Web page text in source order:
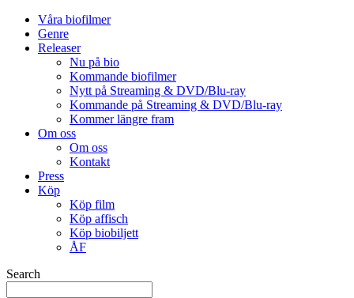
Våra biofilmer
Genre
Releaser
Nu på bio
Kommande biofilmer
Nytt på Streaming & DVD/Blu-ray
Kommande på Streaming & DVD/Blu-ray
Kommer längre fram
Om oss
Om oss
Kontakt
Press
Köp
Köp film
Köp affisch
Köp biobiljett
ÅF
Search